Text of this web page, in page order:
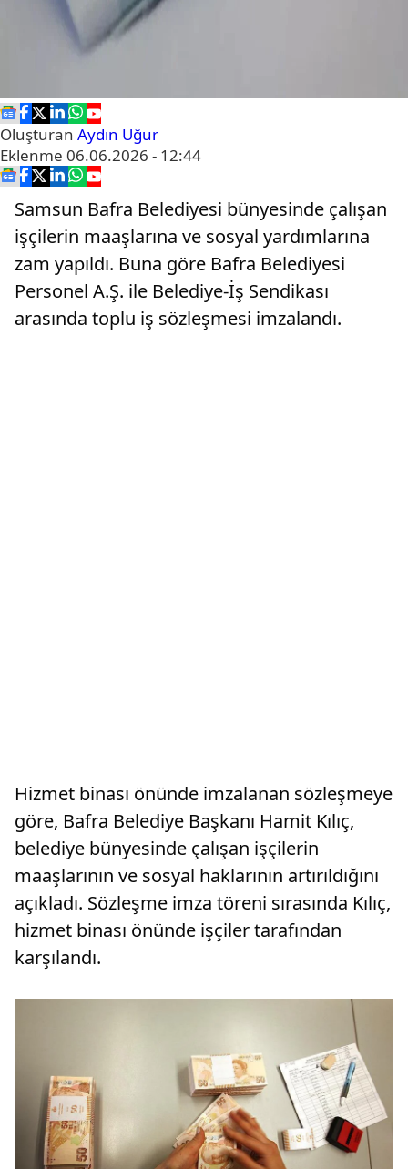
Oluşturan Aydın Uğur
Eklenme 06.06.2026 - 12:44
Samsun Bafra Belediyesi bünyesinde çalışan
işçilerin maaşlarına ve sosyal yardımlarına
zam yapıldı. Buna göre Bafra Belediyesi
Personel A.Ş. ile Belediye-İş Sendikası
arasında toplu iş sözleşmesi imzalandı.
Hizmet binası önünde imzalanan sözleşmeye
göre, Bafra Belediye Başkanı Hamit Kılıç,
belediye bünyesinde çalışan işçilerin
maaşlarının ve sosyal haklarının artırıldığını
açıkladı. Sözleşme imza töreni sırasında Kılıç,
hizmet binası önünde işçiler tarafından
karşılandı.